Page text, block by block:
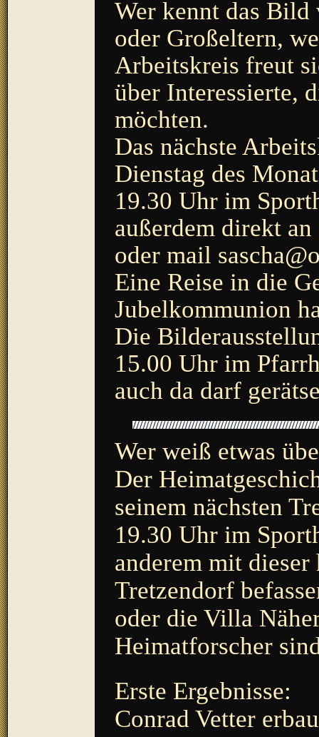
Wer kennt das
oder Großeltern,
Arbeitskreis freut
über Interessierte,
möchten.
Das nächste
Dienstag des
19.30 Uhr im
außerdem direkt
oder mail
Eine Reise in die
Jubelkommunion
Die
15.00 Uhr im
auch da darf
Wer weiß etwas
Der
seinem nächsten
19.30 Uhr im
anderem mit
Tretzendorf
oder die Villa
Heimatforscher
Erste Ergebnisse:
Conrad Vetter